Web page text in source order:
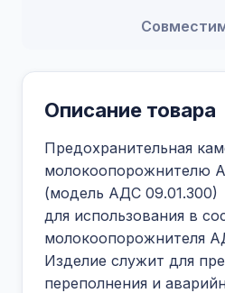
Описание товара
Предохранительная
молокоопорожнителю
(модель АДС 09.01.300)
для использования в
молокоопорожнителя
Изделие служит для
переполнения и